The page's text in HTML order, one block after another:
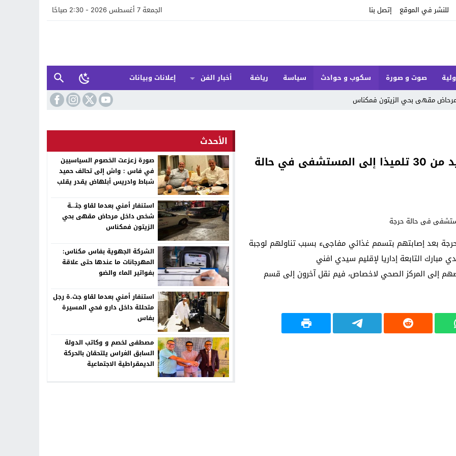
للنشر في الموقع إتصل بنا الجمعة 7 أغسطس 2026 - 2:30 صباحًا
صوت و صورة سكوب و حوادث سياسة رياضة أخبار الفن
إعلانات وبيانات
مرحاض مقهى بحي الزيتون فمكناس
تسمم غذائي سببه السردين يرسل أزيد من 30 تلميذا إلى المستشفى في حالة
في حالة حرجة بعد إصابتهم بتسمم غذائي مفاجىء بسبب تناولهم لوجبة
التابعة إداريا لإقليم سيدي افني
إلى المركز الصحي لاخصاص، فيم نقل آخرون إلى قسم
الأحدث
صورة زعزعت الخصوم السياسيين
في فاس : واش إلى تحالف حميد
شباط وادريس أبلهاض يقدر يقلب
استنفار أمني بعدما لقاو جثـ.ـة
شخص داخل مرحاض مقهى بحي
الزيتون فمكناس
الشركة الجهوية بفاس مكناس:
المهرجانات ما عندها حتى علاقة
بفواتير الماء والضو
استنفار أمني بعدما لقاو جث.ة رجل
متحللة داخل دارو فحي المسيرة
بفاس
مصطفى لخصم و وكاتب الدولة
السابق الغراس يلتحقان بالحركة
الديمقراطية الاجتماعية